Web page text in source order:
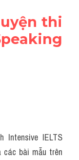
thi
Intensive IELTS
các bài mẫu trên